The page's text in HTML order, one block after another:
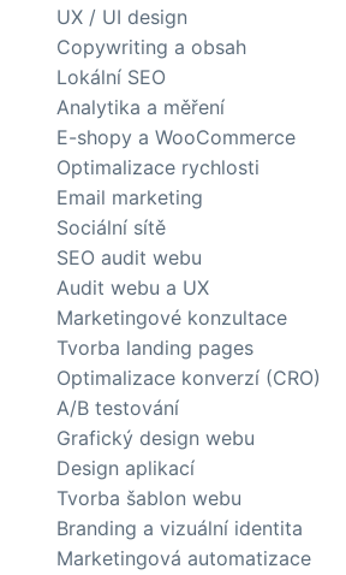
UX / UI design
Copywriting a obsah
Lokální SEO
Analytika a měření
E-shopy a WooCommerce
Optimalizace rychlosti
Email marketing
Sociální sítě
SEO audit webu
Audit webu a UX
Marketingové konzultace
Tvorba landing pages
Optimalizace konverzí (CRO)
A/B testování
Grafický design webu
Design aplikací
Tvorba šablon webu
Branding a vizuální identita
Marketingová automatizace